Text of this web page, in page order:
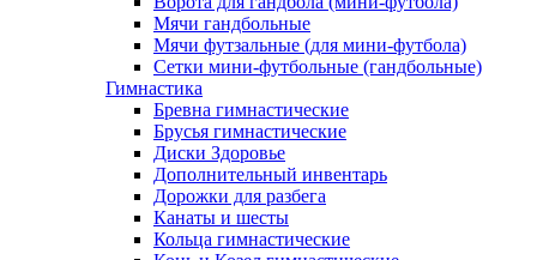
Мячи гандбольные
Мячи футзальные (для мини-футбола)
Сетки мини-футбольные (гандбольные)
Гимнастика
Бревна гимнастические
Брусья гимнастические
Диски Здоровье
Дополнительный инвентарь
Дорожки для разбега
Канаты и шесты
Кольца гимнастические